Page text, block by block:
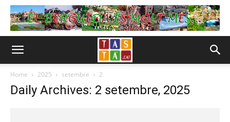
Home 2025 setembre 2
Daily Archives: 2 setembre, 2025